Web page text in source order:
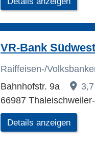
VR-Bank
Raiffeisen-/
Bahnhofstr. 9a
66987
Details anzeigen